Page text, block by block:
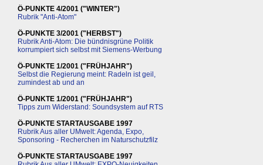
Ö-PUNKTE 4/2001 ("WINTER")
Rubrik "Anti-Atom"
Ö-PUNKTE 3/2001 ("HERBST")
Rubrik Anti-Atom: Die bündnisgrüne Politik
korrumpiert sich selbst mit Siemens-Werbung
Ö-PUNKTE 1/2001 ("FRÜHJAHR")
Selbst die Regierung meint: Radeln ist geil,
zumindest ab und an
Ö-PUNKTE 1/2001 ("FRÜHJAHR")
Tipps zum Widerstand: Soundsystem auf RTS
Ö-PUNKTE STARTAUSGABE 1997
Rubrik Aus aller UMwelt: Agenda, Expo,
Sponsoring - Recherchen im Naturschutzfilz
Ö-PUNKTE STARTAUSGABE 1997